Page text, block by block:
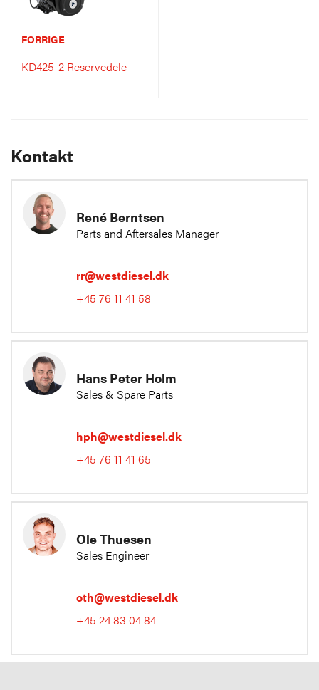
FORRIGE
KD425-2 Reservedele
Kontakt
René Berntsen
Parts and Aftersales Manager
rr@westdiesel.dk
+45 76 11 41 58
Hans Peter Holm
Sales & Spare Parts
hph@westdiesel.dk
+45 76 11 41 65
Ole Thuesen
Sales Engineer
oth@westdiesel.dk
+45 24 83 04 84